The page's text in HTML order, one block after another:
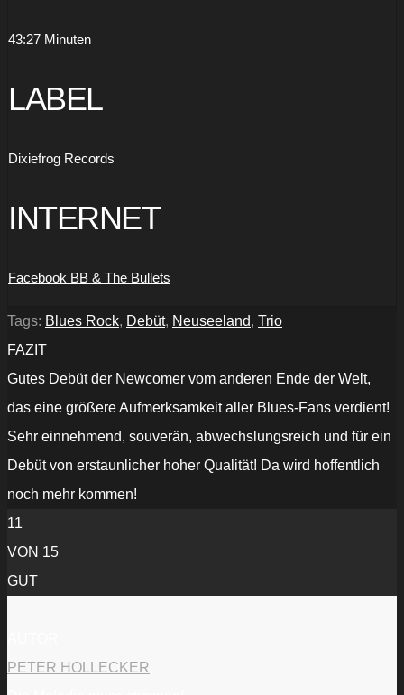
43:27 Minuten
LABEL
Dixiefrog Records
INTERNET
Facebook BB & The Bullets
Tags: Blues Rock, Debüt, Neuseeland, Trio
FAZIT
Gutes Debüt der Newcomer vom anderen Ende der Welt,
das eine größere Aufmerksamkeit aller Blues-Fans verdient!
Sehr einnehmend, souverän, abwechslungsreich und für ein
Debüt von erstaunlicher hoher Qualität! Da wird hoffentlich
noch mehr kommen!
11
VON 15
GUT
PETER HOLLECKER